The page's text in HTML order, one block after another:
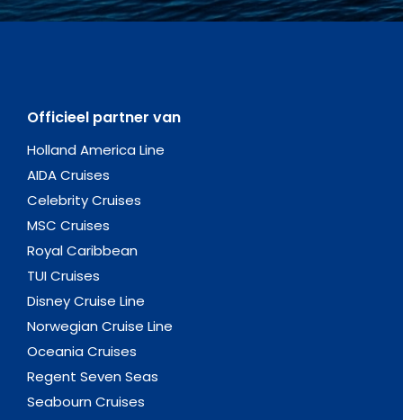
Officieel partner van
Holland America Line
AIDA Cruises
Celebrity Cruises
MSC Cruises
Royal Caribbean
TUI Cruises
Disney Cruise Line
Norwegian Cruise Line
Oceania Cruises
Regent Seven Seas
Seabourn Cruises